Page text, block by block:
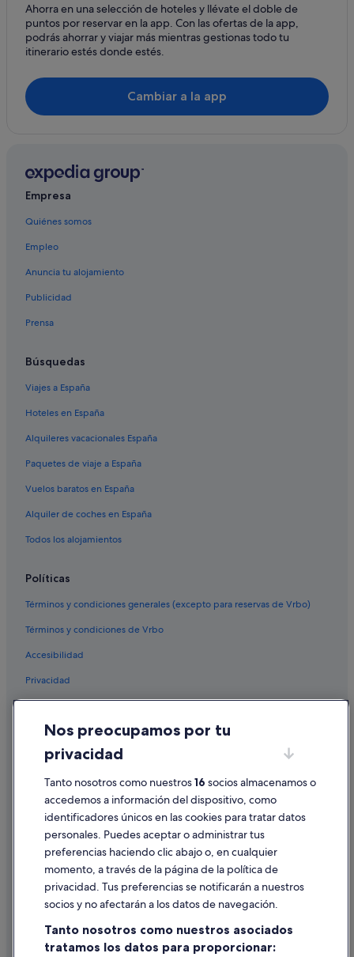
Casas privadas de vacaciones en Torredembarra
Hoteles boutique en Altafulla
Hoteles baratos en Torredembarra
Chalets en Torredembarra
Hoteles que aceptan mascotas en Torredembarra
Hoteles que aceptan mascotas en Altafulla
Hoteles de aventura en Torredembarra
Independent hoteles en Torredembarra
Condominios en Torredembarra
Hoteles con bar en Torredembarra
Ahorra en una selección de hoteles y llévate el doble de
puntos por reservar en la app. Con las ofertas de la app,
podrás ahorrar y viajar más mientras gestionas todo tu
itinerario estés donde estés.
Cambiar a la app
Empresa
Quiénes somos
Empleo
Anuncia tu alojamiento
Publicidad
Prensa
Búsquedas
Viajes a España
Hoteles en España
Alquileres vacacionales España
Paquetes de viaje a España
Vuelos baratos en España
Alquiler de coches en España
Todos los alojamientos
Políticas
Términos y condiciones generales (excepto para reservas de Vrbo)
Términos y condiciones de Vrbo
Accesibilidad
Privacidad
Cookies
Condiciones de uso
Información legal/contacto
Pautas sobre el contenido y cómo denunciar contenido
Ayuda
Cancelar un vuelo
Cancelar una reserva de hotel o de un alquiler vacacional
Utilizar un cupón de Expedia
Nos preocupamos por tu
privacidad
Tanto nosotros como nuestros16 socios almacenamos o
accedemos a información del dispositivo, como
identificadores únicos en las cookies para tratar datos
personales. Puedes aceptar o administrar tus
preferencias haciendo clic abajo o, en cualquier
momento, a través de la página de la política de
privacidad. Tus preferencias se notificarán a nuestros
socios y no afectarán a los datos de navegación.
Tanto nosotros como nuestros asociados
tratamos los datos para proporcionar: